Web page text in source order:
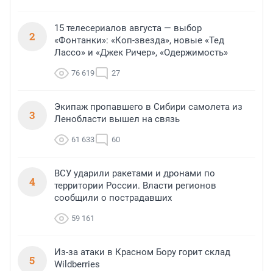
2
15 телесериалов августа — выбор
«Фонтанки»: «Коп-звезда», новые «Тед
Лассо» и «Джек Ричер», «Одержимость»
76 619 27
3
Экипаж пропавшего в Сибири самолета из
Ленобласти вышел на связь
61 633 60
4
ВСУ ударили ракетами и дронами по
территории России. Власти регионов
сообщили о пострадавших
59 161
5
Из-за атаки в Красном Бору горит склад
Wildberries